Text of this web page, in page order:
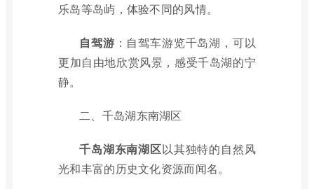
乐岛等岛屿，体验不同的风情。
自驾游 ：自驾车游览千岛湖，可以
更加自由地欣赏风景，感受千岛湖的宁
静。
二、千岛湖东南湖区
千岛湖东南湖区以其独特的自然风
光和丰富的历史文化资源而闻名。